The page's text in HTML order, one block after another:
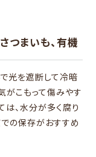
つまいも、有機
光を遮断して冷暗
がこもって傷みやす
は、水分が多く腐り
の保存がおすすめ